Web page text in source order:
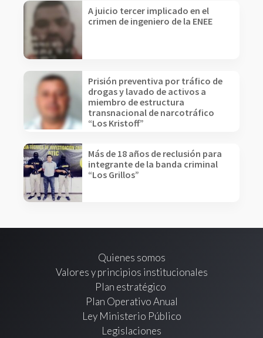
A juicio tercer implicado en el
crimen de ingeniero de la ENEE
Prisión preventiva por tráfico de
drogas y lavado de activos a
miembro de estructura
transnacional de narcotráfico
“Los Kristoff”
Más de 18 años de reclusión para
integrante de la banda criminal
“Los Grillos”
Quienes somos
Valores y principios institucionales
Plan estratégico
Plan Operativo Anual
Ley Ministerio Público
Legislaciones